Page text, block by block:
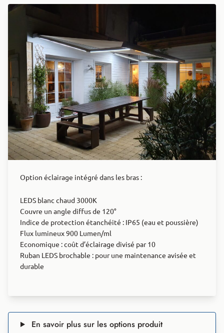
Option éclairage intégré dans les bras :
LEDS blanc chaud 3000K
Couvre un angle diffus de 120°
Indice de protection étanchéité : IP65 (eau et poussière)
Flux lumineux 900 Lumen/ml
Economique : coût d’éclairage divisé par 10
Ruban LEDS brochable : pour une maintenance avisée et
durable
En savoir plus sur les options produit